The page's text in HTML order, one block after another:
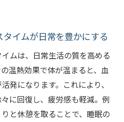
イムが日常を豊かにする
ムは、日常生活の質を高める
温熱効果で体が温まると、血
発になります。これにより、
に回復し、疲労感も軽減。例
と休憩を取ることで、睡眠の